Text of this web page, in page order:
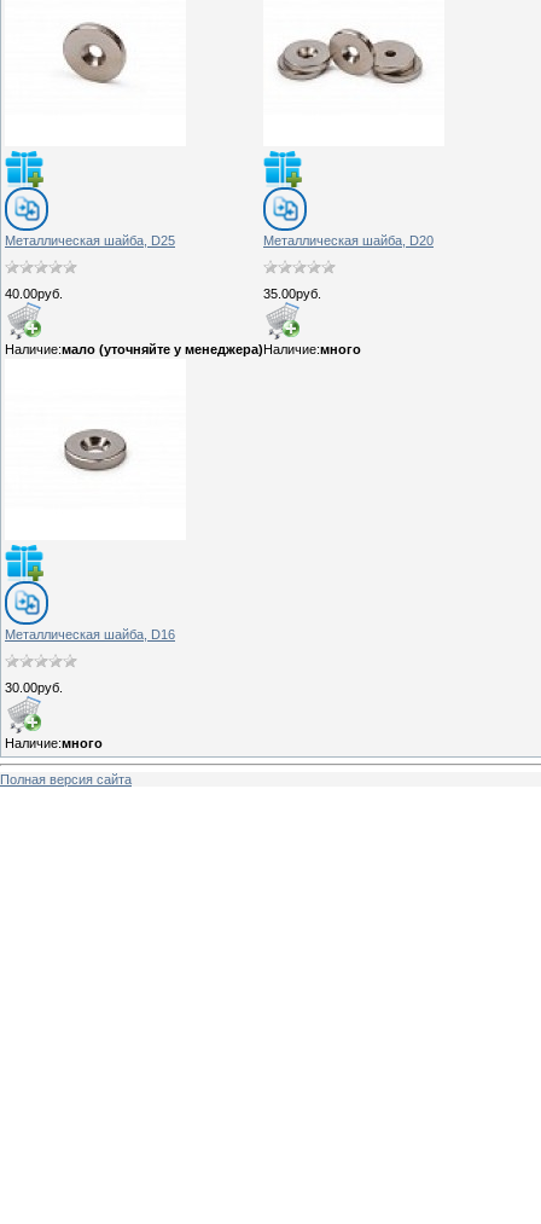
Металлическая шайба, D25
40.00руб.
Наличие:мало (уточняйте у менеджера)
Металлическая шайба, D20
35.00руб.
Наличие:много
Металлическая шайба, D16
30.00руб.
Наличие:много
Полная версия сайта